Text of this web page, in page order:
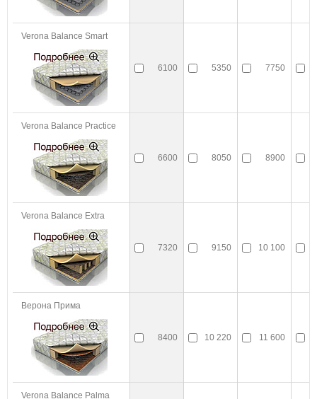
Verona Balance Smart
6100 5350 7750
Verona Balance Practice
6600 8050 8900
Verona Balance Extra
7320 9150 10 100
Верона Прима
8400 10 220 11 600
Verona Balance Palma